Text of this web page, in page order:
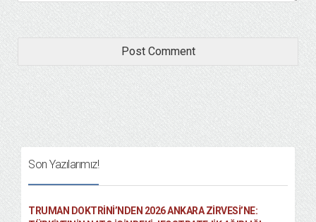
Son Yazılarımız!
TRUMAN DOKTRINI’NDEN 2026 ANKARA ZIRVESI’NE: